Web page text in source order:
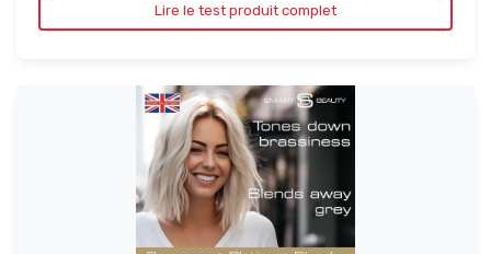
Lire le test produit complet